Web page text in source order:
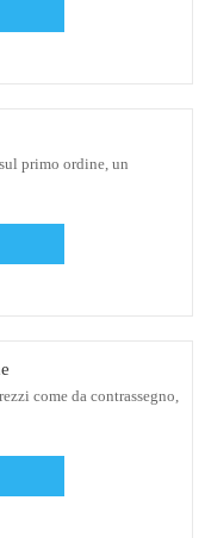
primo ordine, un
come da contrassegno,